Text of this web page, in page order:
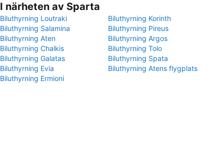
I närheten av Sparta
Biluthyrning Loutraki
Biluthyrning Korinth
Biluthyrning Salamina
Biluthyrning Pireus
Biluthyrning Aten
Biluthyrning Argos
Biluthyrning Chalkis
Biluthyrning Tolo
Biluthyrning Galatas
Biluthyrning Spata
Biluthyrning Evia
Biluthyrning Atens flygplats
Biluthyrning Ermioni